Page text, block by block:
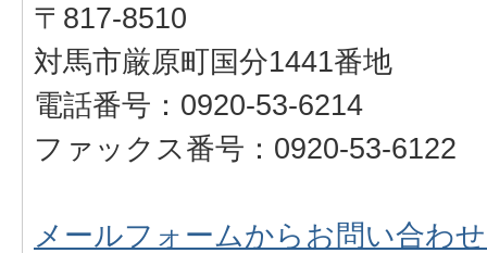
〒817-8510
対馬市厳原町国分1441番地
電話番号：0920-53-6214
ファックス番号：0920-53-6122
メールフォームからお問い合わ